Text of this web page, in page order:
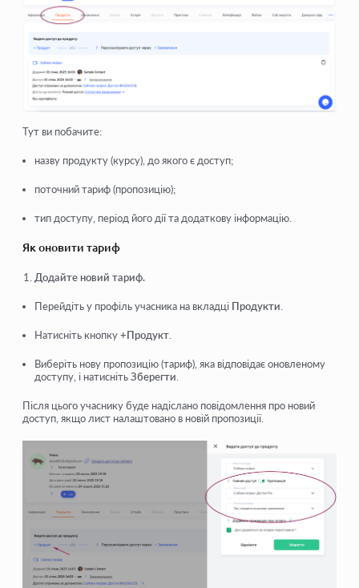
Тут ви побачите:
назву продукту (курсу), до якого є доступ;
поточний тариф (пропозицію);
тип доступу, період його дії та додаткову інформацію.
Як оновити тариф
Додайте новий тариф.
Перейдіть у профіль учасника на вкладці Продукти
Натисніть кнопку+Продукт
Виберіть нову пропозицію (тариф), яка відповідає оновленому
доступу, і натиснітьЗберегти
Після цього учаснику буде надіслано повідомлення про новий
доступ, якщо лист налаштовано в новій пропозиції.